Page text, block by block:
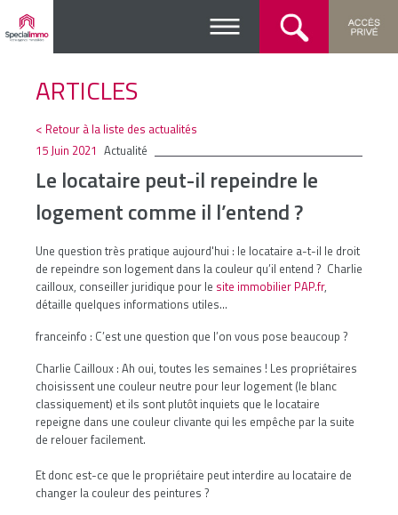
ARTICLES
< Retour à la liste des actualités
15 Juin 2021 Actualité
Le locataire peut-il repeindre le
logement comme il l’entend ?
Une question très pratique aujourd'hui : le locataire a-t-il le droit
de repeindre son logement dans la couleur qu’il entend ? Charlie
cailloux, conseiller juridique pour le site immobilier PAP.fr,
détaille quelques informations utiles...
franceinfo : C’est une question que l’on vous pose beaucoup ?
Charlie Cailloux : Ah oui, toutes les semaines ! Les propriétaires
choisissent une couleur neutre pour leur logement (le blanc
classiquement) et ils sont plutôt inquiets que le locataire
repeigne dans une couleur clivante qui les empêche par la suite
de relouer facilement.
Et donc est-ce que le propriétaire peut interdire au locataire de
changer la couleur des peintures ?